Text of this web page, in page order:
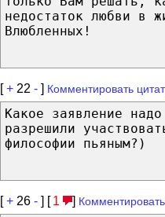
недостаток любви в
Влюбленных!
[+ 22 - ] Комментировать
Какое заявление
разрешили
философии пьяным?)
[+ 26 - ] [ 1 ]